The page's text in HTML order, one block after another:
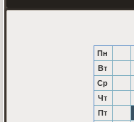
Пн
Вт
Ср
Чт
Пт